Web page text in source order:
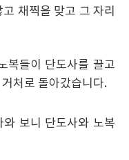
채찍을 맞고 그 자리
복들이 단도사를 끌고
처로 돌아갔습니다.
보니 단도사와 노복